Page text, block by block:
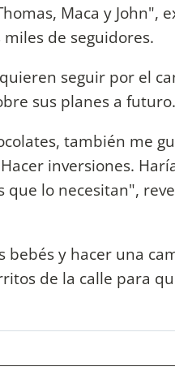
Maca y John",
de seguidores.
seguir por el
sus planes a futuro.
también me
inversiones.
que lo necesitan",
y hacer una
de la calle para